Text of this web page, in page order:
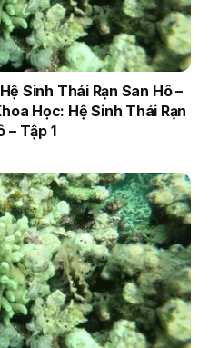
Sinh Thái Rạn San Hô –
Học: Hệ Sinh Thái Rạn
– Tập 1